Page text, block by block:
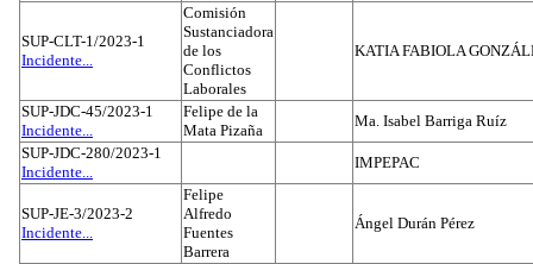
SUP-CLT-1/2023-1
Incidente...
Comisión
Sustanciadora
de los
Conflictos
Laborales
KATIA FABIOLA
SUP-JDC-45/2023-1
Incidente...
Felipe de la
Mata Pizaña
Ma. Isabel Barriga Ruíz
SUP-JDC-280/2023-1
Incidente...
IMPEPAC
SUP-JE-3/2023-2
Incidente...
Felipe
Alfredo
Fuentes
Barrera
Ángel Durán Pérez